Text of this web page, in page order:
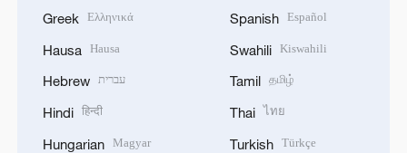
Greek Ελληνικά
Hausa Hausa
Hebrew עברית
Hindi हिन्दी
Hungarian Magyar
Spanish Español
Swahili Kiswahili
Tamil தமிழ்
Thai ไทย
Turkish Türkçe